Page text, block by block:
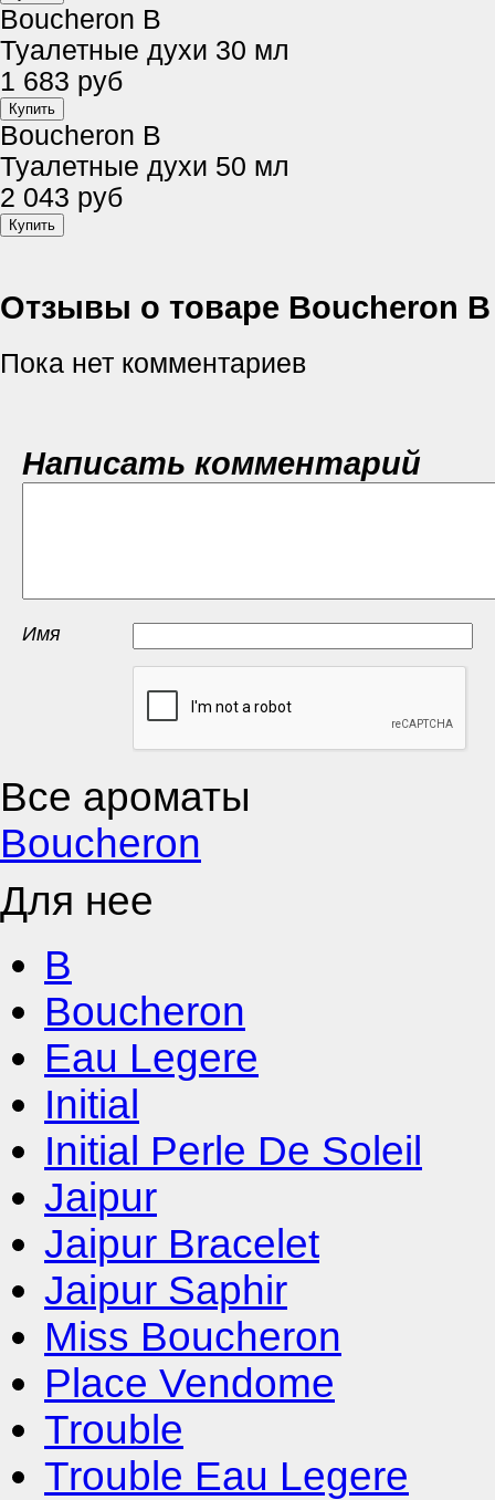
Boucheron B
Туалетные духи 30 мл
1 683 руб
Boucheron B
Туалетные духи 50 мл
2 043 руб
Отзывы о товаре Boucheron B
Пока нет комментариев
Написать комментарий
Имя
Все ароматы
Boucheron
Для нее
B
Boucheron
Eau Legere
Initial
Initial Perle De Soleil
Jaipur
Jaipur Bracelet
Jaipur Saphir
Miss Boucheron
Place Vendome
Trouble
Trouble Eau Legere